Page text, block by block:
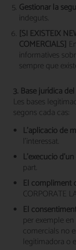
Gestionar la
indeguts.
[SI EXISTEIX
COMERCIALS]
informatives
sempre que
3. Base jurídica
Les bases
segons cada cas:
L'aplicació de
l'interessat.
L'execució
part.
El compliment
CORPORATE
El
per exemple
comercials no
legitimadora o